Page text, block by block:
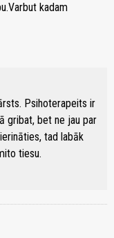
kadam
Psihoterapeits ir
gribat, bet ne jau par
tad labāk
tiesu.